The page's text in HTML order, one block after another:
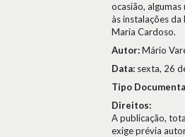
ocasião,
às instalações da
Maria Cardoso.
Autor:Mário
Data: sexta, 26
Tipo
Direitos:
A publicação,
exige prévia